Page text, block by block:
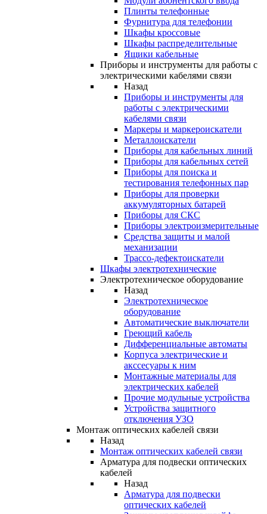
Плинты телефонные
Фурнитура для телефонии
Шкафы кроссовые
Шкафы распределительные
Ящики кабельные
Приборы и инструменты для работы с
электрическими кабелями связи
Назад
Приборы и инструменты для
работы с электрическими
кабелями связи
Маркеры и маркероискатели
Металлоискатели
Приборы для кабельных линий
Приборы для кабельных сетей
Приборы для поиска и
тестирования телефонных пар
Приборы для проверки
аккумуляторных батарей
Приборы для СКС
Приборы электроизмерительные
Средства защиты и малой
механизации
Трассо-дефектоискатели
Шкафы электротехнические
Электротехническое оборудование
Назад
Электротехническое
оборудование
Автоматические выключатели
Греющий кабель
Дифференциальные автоматы
Корпуса электрические и
акссесуары к ним
Монтажные материалы для
электрических кабелей
Прочие модульные устройства
Устройства защитного
отключения УЗО
Монтаж оптических кабелей связи
Назад
Монтаж оптических кабелей связи
Арматура для подвески оптических
кабелей
Назад
Арматура для подвески
оптических кабелей